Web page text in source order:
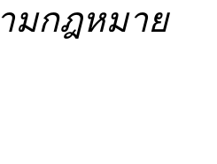
มกฎหมาย